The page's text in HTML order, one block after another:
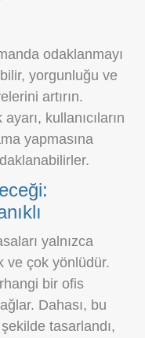
odaklanmayı
yorgunluğu ve
artırın.
kullanıcıların
yapmasına
yalnızca
ve çok yönlüdür.
bir ofis
Dahası, bu
tasarlandı,